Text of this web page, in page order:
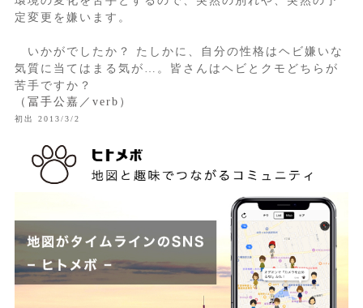
定変更を嫌います。
いかがでしたか？ たしかに、自分の性格はヘビ嫌いな
気質に当てはまる気が…。皆さんはヘビとクモどちらが
苦手ですか？
（冨手公嘉／verb）
初出 2013/3/2